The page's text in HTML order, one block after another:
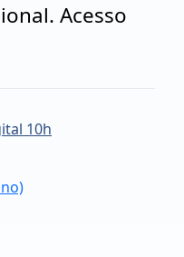
Acesso
10h